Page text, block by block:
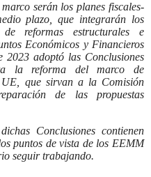
serán los planes fiscales-
plazo, que integrarán los
reformas estructurales e
Económicos y Financieros
adoptó las Conclusiones
la reforma del marco de
que sirvan a la Comisión
de las propuestas
Conclusiones contienen
puntos de vista de los EEMM
seguir trabajando.